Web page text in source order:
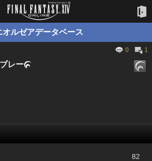
オルゼアデータベース
0 1
レー
82